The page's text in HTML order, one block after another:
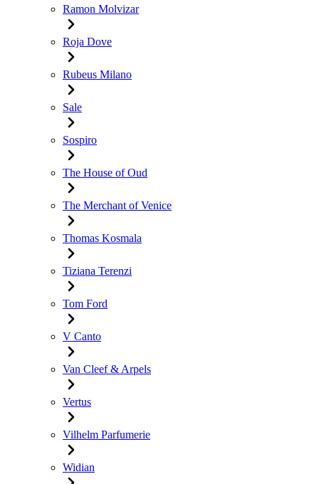
Ramon Molvizar
Roja Dove
Rubeus Milano
Sale
Sospiro
The House of Oud
The Merchant of Venice
Thomas Kosmala
Tiziana Terenzi
Tom Ford
V Canto
Van Cleef & Arpels
Vertus
Vilhelm Parfumerie
Widian